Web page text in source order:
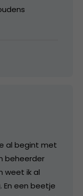
al begint met
beheerder
weet ik al
En een beetje